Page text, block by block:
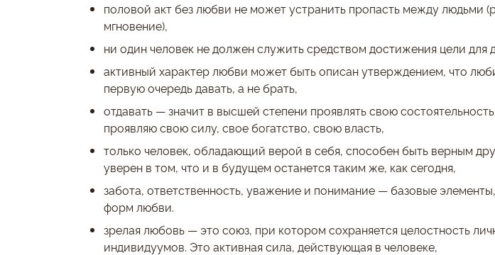
половой акт без любви не может устранить пропасть между людьми
мгновение),
ни один человек не должен служить средством достижения цели для
активный характер любви может быть описан утверждением, что
первую очередь давать, а не брать,
отдавать — значит в высшей степени проявлять свою
проявляю свою силу, свое богатство, свою власть,
только человек, обладающий верой в себя, способен быть верным
уверен в том, что и в будущем останется таким же, как сегодня,
забота, ответственность, уважение и понимание — базовые
форм любви.
зрелая любовь — это союз, при котором сохраняется целостность
индивидуумов. Это активная сила, действующая в человеке,